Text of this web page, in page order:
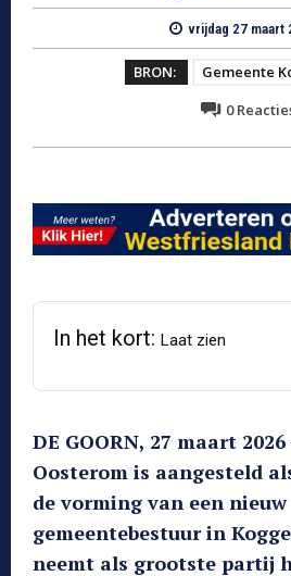
vrijdag 27 maart
BRON:
Gemeente
0
In het kort: Laat zien
DE GOORN, 27 maart
Oosterom is aangesteld
de vorming van een nieuw
gemeentebestuur in
neemt als grootste partij